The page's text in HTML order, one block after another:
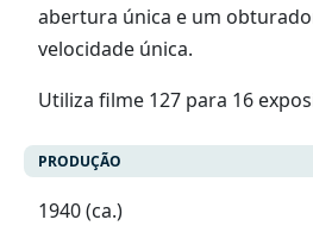
abertura única e um
velocidade única.
Utiliza filme 127 para 16
PRODUÇÃO
1940 (ca.)